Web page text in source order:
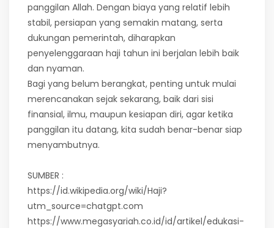
panggilan Allah. Dengan biaya yang relatif lebih
stabil, persiapan yang semakin matang, serta
dukungan pemerintah, diharapkan
penyelenggaraan haji tahun ini berjalan lebih baik
dan nyaman.
Bagi yang belum berangkat, penting untuk mulai
merencanakan sejak sekarang, baik dari sisi
finansial, ilmu, maupun kesiapan diri, agar ketika
panggilan itu datang, kita sudah benar-benar siap
menyambutnya.
SUMBER :
https://id.wikipedia.org/wiki/Haji?
utm_source=chatgpt.com
https://www.megasyariah.co.id/id/artikel/edukasi-